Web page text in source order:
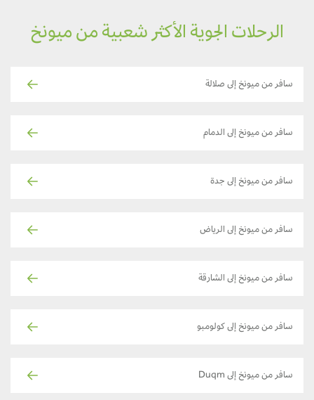
الرحلات الجوية الأكثر شعبية من ميونخ
سافر من ميونخ إلى صلالة
سافر من ميونخ إلى الدمام
سافر من ميونخ إلى جدة
سافر من ميونخ إلى الرياض
سافر من ميونخ إلى الشارقة
سافر من ميونخ إلى كولومبو
سافر من ميونخ إلى Duqm